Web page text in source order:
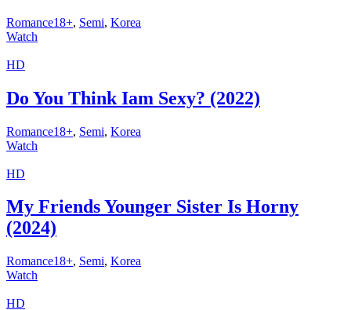
Romance18+, Semi, Korea
Watch
HD
Do You Think Iam Sexy? (2022)
Romance18+, Semi, Korea
Watch
HD
My Friends Younger Sister Is Horny
(2024)
Romance18+, Semi, Korea
Watch
HD